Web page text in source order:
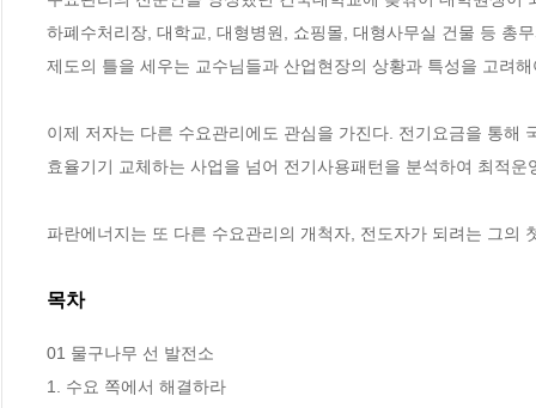
하폐수처리장, 대학교, 대형병원, 쇼핑몰, 대형사무실 건물 등 총
제도의 틀을 세우는 교수님들과 산업현장의 상황과 특성을 고려
이제 저자는 다른 수요관리에도 관심을 가진다. 전기요금을 통해
효율기기 교체하는 사업을 넘어 전기사용패턴을 분석하여 최적
파란에너지는 또 다른 수요관리의 개척자, 전도자가 되려는 그의
목차
01 물구나무 선 발전소
1. 수요 쪽에서 해결하라